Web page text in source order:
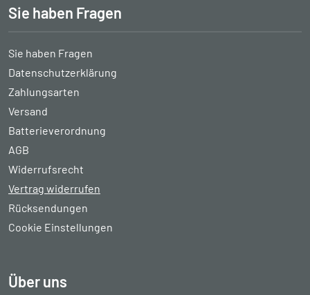
Sie haben Fragen
Sie haben Fragen
Datenschutzerklärung
Zahlungsarten
Versand
Batterieverordnung
AGB
Widerrufsrecht
Vertrag widerrufen
Rücksendungen
Cookie Einstellungen
Über uns